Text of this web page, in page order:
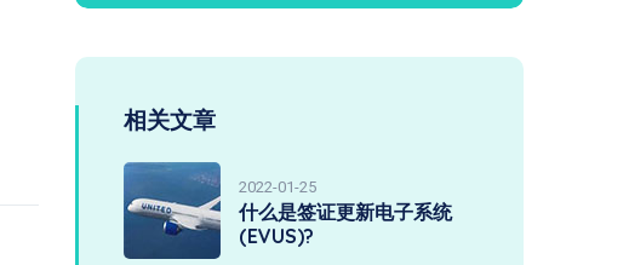
相关文章
2022-01-25
什么是签证更新电子系统
(EVUS)?